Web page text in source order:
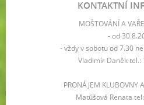
KONTAKTNÍ
MOŠTOVÁNÍ A
- od
- vždy v sobotu od 7.30
Vladimír Daněk tel.:
PRONÁJEM KLUBOVNY
Matúšová Renata